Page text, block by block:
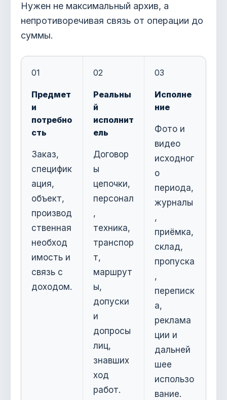
Нужен не максимальный архив, а
непротиворечивая связь от операции до
суммы.
01
Предмет
и
потребно
сть
Заказ,
специфик
ация,
объект,
производ
ственная
необход
имость и
связь с
доходом.
02
Реальны
й
исполнит
ель
Договор
ы
цепочки,
персонал
,
техника,
транспор
т,
маршрут
ы,
допуски
и
допросы
лиц,
знавших
ход
работ.
03
Исполне
ние
Фото и
видео
исходног
о
периода,
журналы
,
приёмка,
склад,
пропуска
,
переписк
а,
реклама
ции и
дальней
шее
использо
вание.